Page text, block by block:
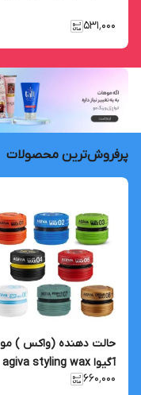
۵۳۱٬۰۰۰
پرفروش‌ترین محصولات
حالت دهنده (واکس ) مو
آگیوا agiva styling wax
حجم 175 میل
۶۶۰٬۰۰۰